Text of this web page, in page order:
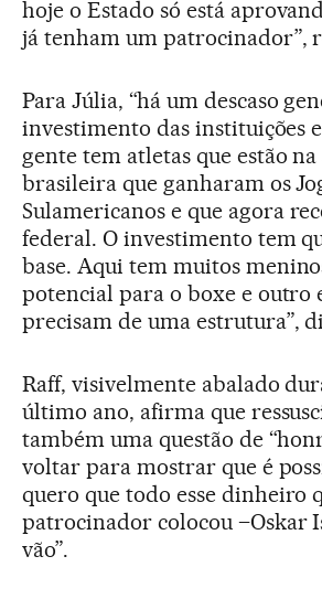
hoje o Estado só está
já tenham um patrocinador”,
Para Júlia, “há um descaso
investimento das instituições
gente tem atletas que estão na
brasileira que ganharam os
Sulamericanos e que agora
federal. O investimento tem
base. Aqui tem muitos
potencial para o boxe e outro
precisam de uma estrutura”,
Raff, visivelmente abalado
último ano, afirma que
também uma questão de
voltar para mostrar que é
quero que todo esse dinheiro
patrocinador colocou –Oskar
vão”.